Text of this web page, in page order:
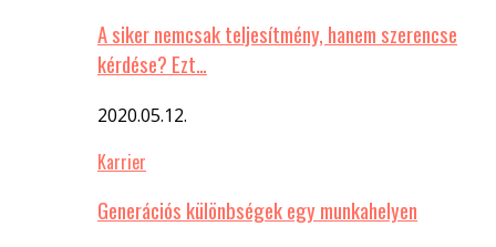
A siker nemcsak teljesítmény, hanem szerencse
kérdése? Ezt…
2020.05.12.
Karrier
Generációs különbségek egy munkahelyen